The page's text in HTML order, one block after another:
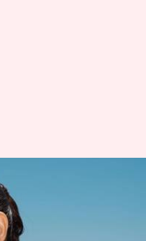
सबसे ज्यादा
जानिए